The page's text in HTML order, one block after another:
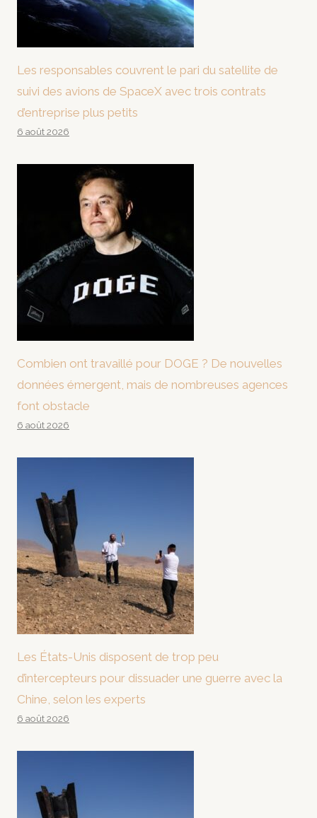
Les responsables couvrent le pari du satellite de
suivi des avions de SpaceX avec trois contrats
d’entreprise plus petits
6 août 2026
Combien ont travaillé pour DOGE ? De nouvelles
données émergent, mais de nombreuses agences
font obstacle
6 août 2026
Les États-Unis disposent de trop peu
d’intercepteurs pour dissuader une guerre avec la
Chine, selon les experts
6 août 2026